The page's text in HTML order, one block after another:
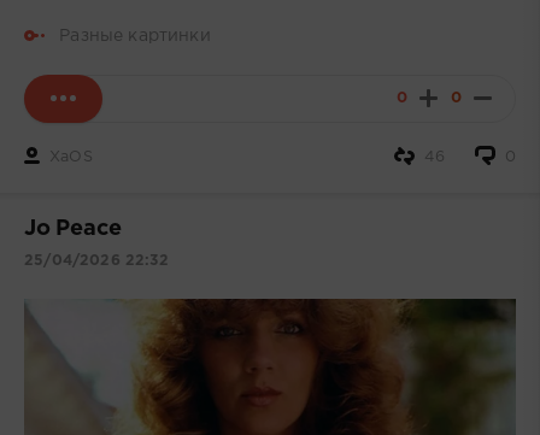
Разные картинки
0 0
XaOS 0
46
Jo Peace
25/04/2026 22:32